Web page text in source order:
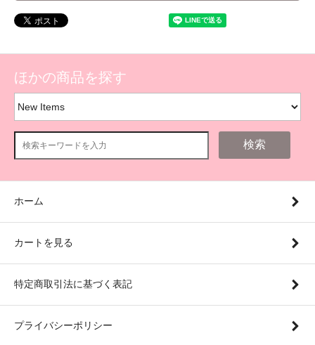
ほかの商品を探す
検索
ホーム
カートを見る
特定商取引法に基づく表記
プライバシーポリシー